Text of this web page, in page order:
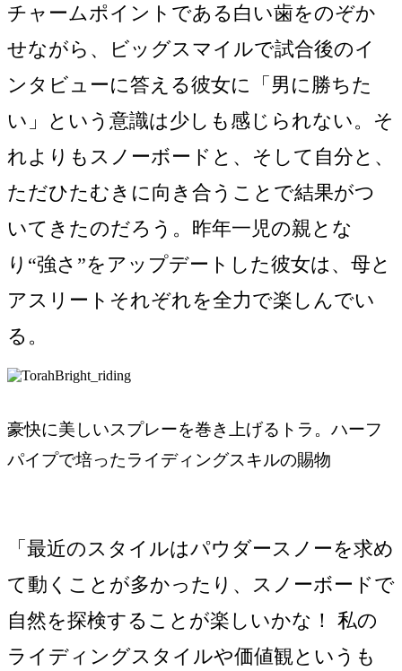
チャームポイントである白い歯をのぞか
せながら、ビッグスマイルで試合後のイ
ンタビューに答える彼女に「男に勝ちた
い」という意識は少しも感じられない。そ
れよりもスノーボードと、そして自分と、
ただひたむきに向き合うことで結果がつ
いてきたのだろう。昨年一児の親とな
り“強さ”をアップデートした彼女は、母と
アスリートそれぞれを全力で楽しんでい
る。
豪快に美しいスプレーを巻き上げるトラ。ハーフ
パイプで培ったライディングスキルの賜物
「最近のスタイルはパウダースノーを求め
て動くことが多かったり、スノーボードで
自然を探検することが楽しいかな！ 私の
ライディングスタイルや価値観というも